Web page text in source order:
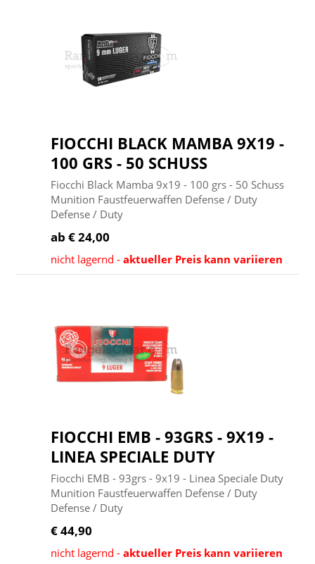
FIOCCHI BLACK MAMBA 9X19 -
100 GRS - 50 SCHUSS
Fiocchi Black Mamba 9x19 - 100 grs - 50 Schuss
Munition Faustfeuerwaffen Defense / Duty
Defense / Duty
ab € 24,00
nicht lagernd -aktueller Preis kann variieren
FIOCCHI EMB - 93GRS - 9X19 -
LINEA SPECIALE DUTY
Fiocchi EMB - 93grs - 9x19 - Linea Speciale Duty
Munition Faustfeuerwaffen Defense / Duty
Defense / Duty
€ 44,90
nicht lagernd -aktueller Preis kann variieren